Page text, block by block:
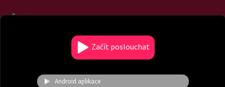
Vyladěné hudební nálady
Začít poslouchat
Android aplikace